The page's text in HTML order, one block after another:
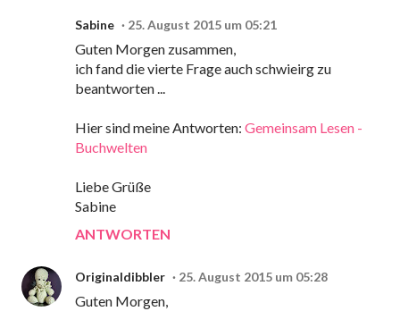
Sabine 25. August 2015 um 05:21
Guten Morgen zusammen,
ich fand die vierte Frage auch schwieirg zu
beantworten ...
Hier sind meine Antworten: Gemeinsam Lesen -
Buchwelten
Liebe Grüße
Sabine
ANTWORTEN
Originaldibbler 25. August 2015 um 05:28
Guten Morgen,